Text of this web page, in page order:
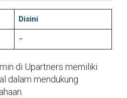
Disini
–
di Upartners memiliki
dalam mendukung